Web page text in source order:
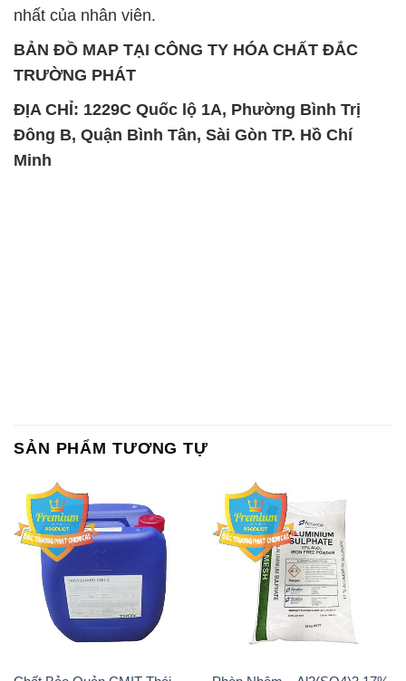
nhất của nhân viên.
BẢN ĐỒ MAP TẠI CÔNG TY HÓA CHẤT ĐẮC
TRƯỜNG PHÁT
ĐỊA CHỈ: 1229C Quốc lộ 1A, Phường Bình Trị
Đông B, Quận Bình Tân, Sài Gòn TP. Hồ Chí
Minh
SẢN PHẨM TƯƠNG TỰ